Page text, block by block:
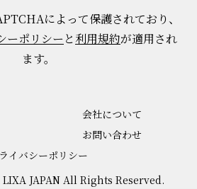
によって保護されており、
ーポリシーと利用規約が適用され
ます。
会社について
お問い合わせ
イバシーポリシー
JAPAN All Rights Reserved.